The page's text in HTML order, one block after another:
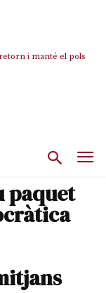
i manté el pols
paquet